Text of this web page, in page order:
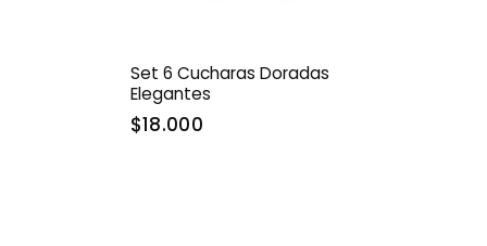
Set 6 Cucharas Doradas
Elegantes
$18.000